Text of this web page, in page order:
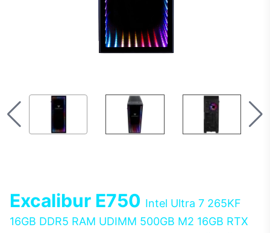
Excalibur E750 Intel Ultra 7 265KF
16GB DDR5 RAM UDIMM 500GB M2 16GB RTX